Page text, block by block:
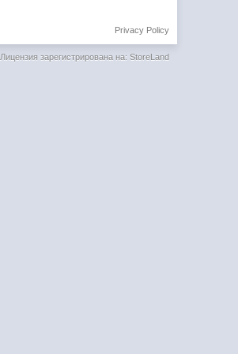
Privacy Policy
Лицензия зарегистрирована на: StoreLand